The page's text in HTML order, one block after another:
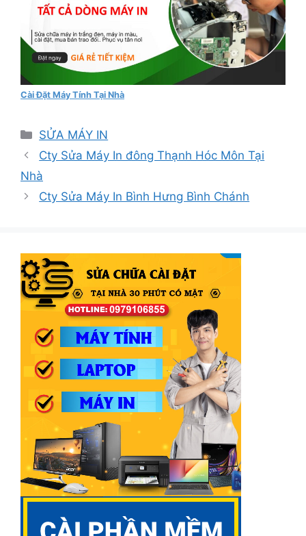
Cài Đặt Máy Tính Tại Nhà
Danh
mục
SỬA MÁY IN
Cty Sửa Máy In đông Thạnh Hóc Môn Tại
Nhà
Cty Sửa Máy In Bình Hưng Bình Chánh